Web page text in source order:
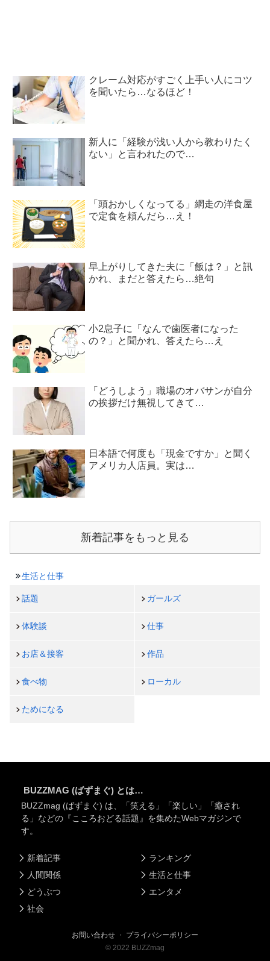
クレーム対応がすごく上手い人にコツ
を聞いたら…なるほど！
新人に「経験が浅い人から教わりたく
ない」と言われたので…
「頭おかしくなってる」網走の洋食屋
で定食を頼んだら…え！
早上がりしてきた夫に「飯は？」と訊
かれ、まだと答えたら…絶句
小2息子に「なんで歯医者になった
の？」と聞かれ、答えたら…え
「どうしよう」職場のオバサンが自分
の挨拶だけ無視してきて…
日本語で何度も「現金ですか」と聞く
アメリカ人店員。実は…
新着記事をもっと見る
生活と仕事
話題 ガールズ
体験談 仕事
お店＆接客 作品
食べ物 ローカル
ためになる
BUZZMAG (ばずまぐ) とは…
BUZZmag (ばずまぐ) は、「笑える」「楽しい」「癒され
る」などの『こころおどる話題』を集めたWebマガジンで
す。
新着記事
人間関係
どうぶつ
社会
ランキング
生活と仕事
エンタメ
お問い合わせ ・ プライバシーポリシー
© 2022 BUZZmag